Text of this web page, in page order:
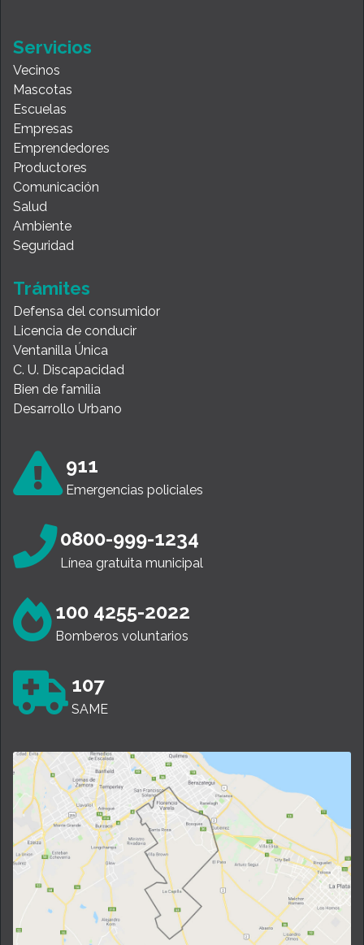
Servicios
Vecinos
Mascotas
Escuelas
Empresas
Emprendedores
Productores
Comunicación
Salud
Ambiente
Seguridad
Trámites
Defensa del consumidor
Licencia de conducir
Ventanilla Única
C. U. Discapacidad
Bien de familia
Desarrollo Urbano
911
Emergencias policiales
0800-999-1234
Línea gratuita municipal
100 4255-2022
Bomberos voluntarios
107
SAME